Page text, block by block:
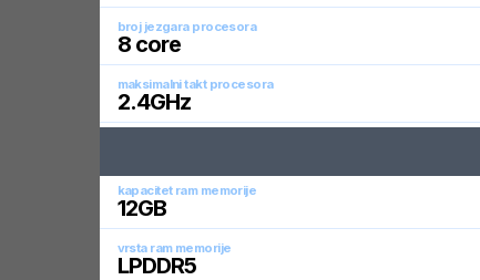
broj jezgara procesora
8core
maksimalni takt procesora
2.4GHz
kapacitet ram memorije
12GB
vrsta ram memorije
LPDDR5